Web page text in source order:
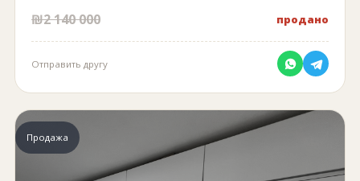
₪2 140 000 продано
Отправить другу
Продажа